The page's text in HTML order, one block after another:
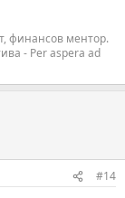
финансов ментор.
- Per aspera ad
#14